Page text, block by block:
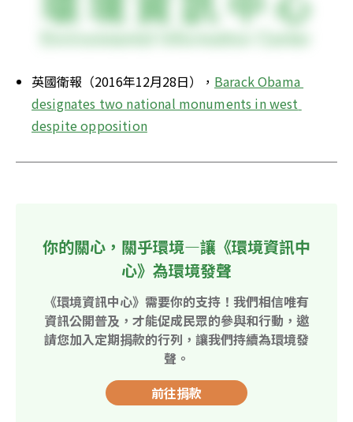
英國衛報（2016年12月28日）， Barack Obama
designates two national monuments in west
despite opposition
你的關心，關乎環境—讓《環境資訊中
心》為環境發聲
《環境資訊中心》需要你的支持！我們相信唯有
資訊公開普及，才能促成民眾的參與和行動，邀
請您加入定期捐款的行列，讓我們持續為環境發
聲。
前往捐款